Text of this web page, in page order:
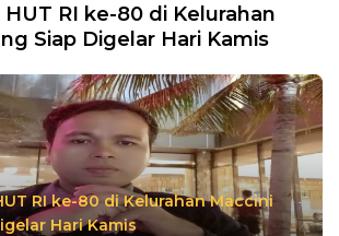
RI ke-80 di Kelurahan
Siap Digelar Hari Kamis
RI ke-80 di Kelurahan Maccini
Hari Kamis